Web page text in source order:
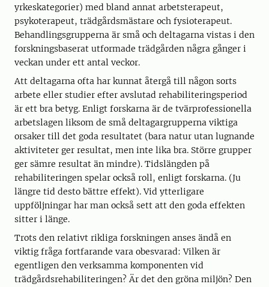
yrkeskategorier) med bland annat arbetsterapeut,
psykoterapeut, trädgårdsmästare och fysioterapeut.
Behandlingsgrupperna är små och deltagarna vistas i den
forskningsbaserat utformade trädgården några gånger i
veckan under ett antal veckor.
Att deltagarna ofta har kunnat återgå till någon sorts
arbete eller studier efter avslutad rehabiliteringsperiod
är ett bra betyg. Enligt forskarna är de tvärprofessionella
arbetslagen liksom de små deltagargrupperna viktiga
orsaker till det goda resultatet (bara natur utan lugnande
aktiviteter ger resultat, men inte lika bra. Större grupper
ger sämre resultat än mindre). Tidslängden på
rehabiliteringen spelar också roll, enligt forskarna. (Ju
längre tid desto bättre effekt). Vid ytterligare
uppföljningar har man också sett att den goda effekten
sitter i länge.
Trots den relativt rikliga forskningen anses ändå en
viktig fråga fortfarande vara obesvarad: Vilken är
egentligen den verksamma komponenten vid
trädgårdsrehabiliteringen? Är det den gröna miljön? Den